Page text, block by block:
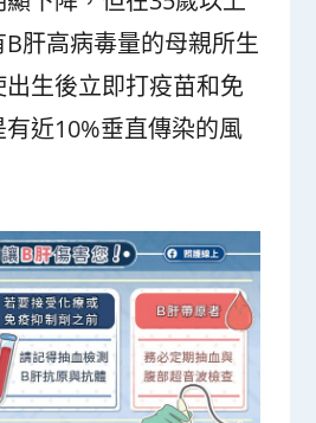
肝高病毒量的母親所生
生後立即打疫苗和免
近10%垂直傳染的風